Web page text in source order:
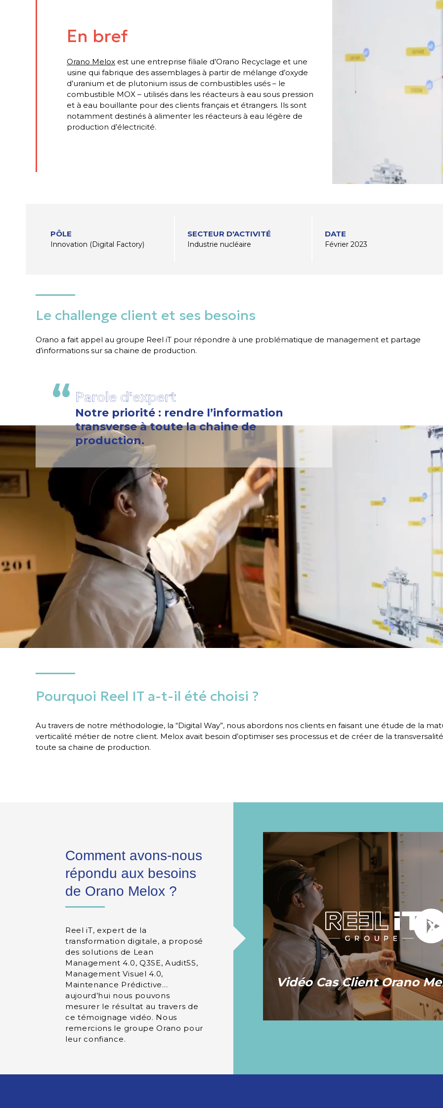
En bref
Orano Melox est une entreprise filiale d’Orano Recyclage et une
usine qui fabrique des assemblages à partir de mélange d’oxyde
d’uranium et de plutonium issus de combustibles usés – le
combustible MOX – utilisés dans les réacteurs à eau sous pression
et à eau bouillante pour des clients français et étrangers. Ils sont
notamment destinés à alimenter les réacteurs à eau légère de
production d’électricité.
PÔLE
Innovation (Digital Factory)
SECTEUR D'ACTIVITÉ
Industrie nucléaire
DATE
Février 2023
Le challenge client et ses besoins
Orano a fait appel au groupe Reel iT pour répondre à une problématique de management et partage
d’informations sur sa chaine de production.
Parole d'expert
Notre priorité : rendre l’information
transverse à toute la chaine de
production.
Pourquoi Reel IT a-t-il été choisi ?
Au travers de notre méthodologie, la “Digital Way”, nous abordons nos clients en faisant une étude de la
verticalité métier de notre client. Melox avait besoin d’optimiser ses processus et de créer de la
toute sa chaine de production.
Comment avons-nous
répondu aux besoins
de Orano Melox ?
Reel iT, expert de la
transformation digitale, a proposé
des solutions de Lean
Management 4.0, Q3SE, Audit5S,
Management Visuel 4.0,
Maintenance Prédictive…
aujourd’hui nous pouvons
mesurer le résultat au travers de
ce témoignage vidéo. Nous
remercions le groupe Orano pour
leur confiance.
Vidéo Cas Client Orano